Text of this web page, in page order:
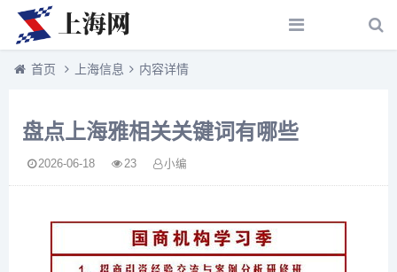
首页 上海信息 内容详情
盘点上海雅相关关键词有哪些
2026-06-18 23 小编